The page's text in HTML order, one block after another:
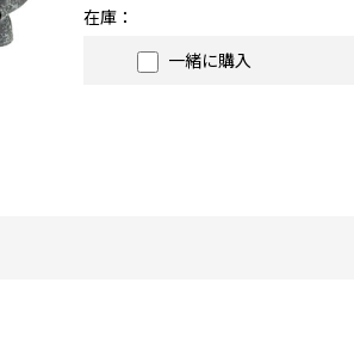
在庫：
一緒に購入